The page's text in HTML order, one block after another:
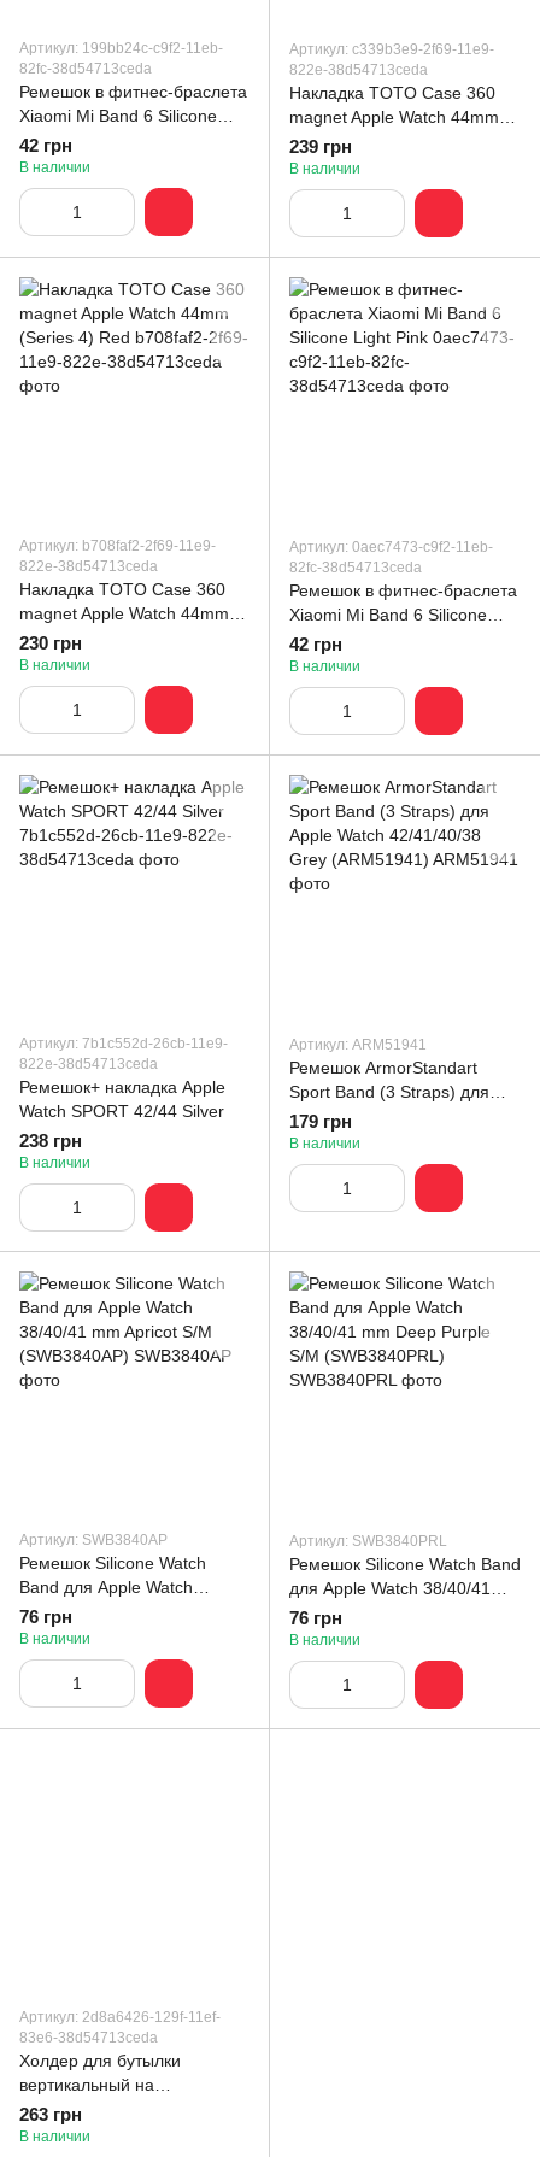
Артикул: 199bb24c-c9f2-11eb-
82fc-38d54713ceda
Ремешок в фитнес-браслета
Xiaomi Mi Band 6 Silicone
White
42 грн
В наличии
Артикул: c339b3e9-2f69-11e9-
822e-38d54713ceda
Накладка TOTO Case 360
magnet Apple Watch 44mm
(Series 4) Silver
239 грн
В наличии
Артикул: b708faf2-2f69-11e9-
822e-38d54713ceda
Накладка TOTO Case 360
magnet Apple Watch 44mm
(Series 4) Red
230 грн
В наличии
Артикул: 0aec7473-c9f2-11eb-
82fc-38d54713ceda
Ремешок в фитнес-браслета
Xiaomi Mi Band 6 Silicone
Light Pink
42 грн
В наличии
Артикул: 7b1c552d-26cb-11e9-
822e-38d54713ceda
Ремешок+ накладка Apple
Watch SPORT 42/44 Silver
238 грн
В наличии
Артикул: ARM51941
Ремешок ArmorStandart
Sport Band (3 Straps) для
Apple Watch 42/41/40/38
Grey (ARM51941)
179 грн
В наличии
Артикул: SWB3840AP
Ремешок Silicone Watch
Band для Apple Watch
38/40/41 mm Apricot S/M
(SWB3840AP)
76 грн
В наличии
Артикул: SWB3840PRL
Ремешок Silicone Watch Band
для Apple Watch 38/40/41
mm Deep Purple S/M
(SWB3840PRL)
76 грн
В наличии
Артикул: 2d8a6426-129f-11ef-
83e6-38d54713ceda
Холдер для бутылки
вертикальный на
электросамокат/велосипед
263 грн
В наличии